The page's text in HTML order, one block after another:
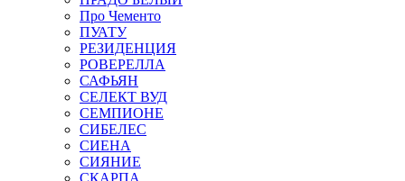
Про Чементо
ПУАТУ
РЕЗИДЕНЦИЯ
РОВЕРЕЛЛА
САФЬЯН
СЕЛЕКТ ВУД
СЕМПИОНЕ
СИБЕЛЕС
СИЕНА
СИЯНИЕ